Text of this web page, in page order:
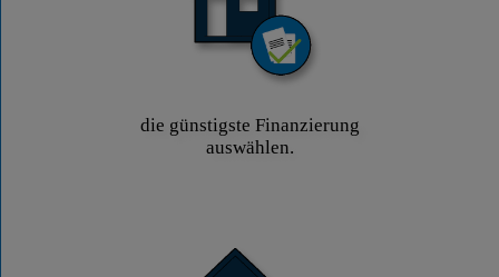
die günstigste Finanzierung
auswählen.